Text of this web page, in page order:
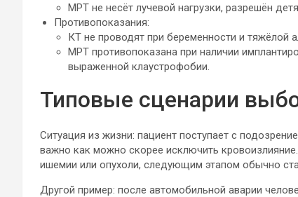
МРТ не несёт лучевой нагрузки, разрешён
Противопоказания:
КТ не проводят при беременности и тяжёлой
МРТ противопоказана при наличии
выраженной клаустрофобии.
Типовые сценарии
Ситуация из жизни: пациент поступает с
важно как можно скорее исключить
ишемии или опухоли, следующим этапом обычно
Другой пример: после автомобильной аварии